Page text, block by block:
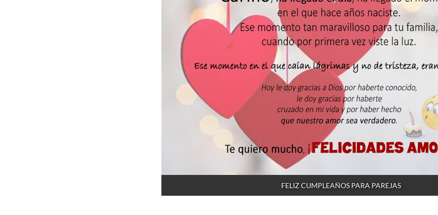
FELIZ CUMPLEAÑOS PARA PAREJAS